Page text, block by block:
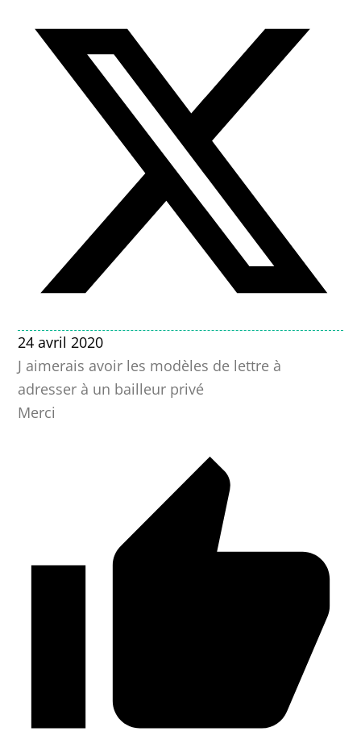
24 avril 2020
J aimerais avoir les modèles de lettre à
adresser à un bailleur privé
Merci